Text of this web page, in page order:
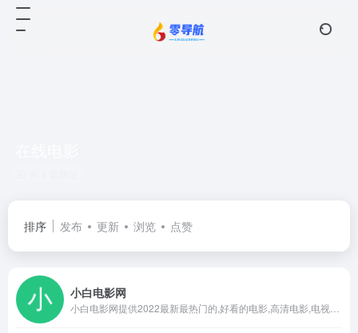
排序 发布 更新 浏览 点赞
小白电影网